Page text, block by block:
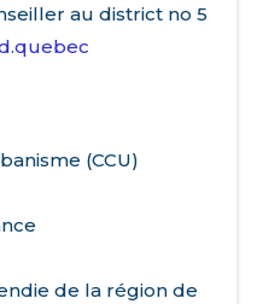
au district no 5
(CCU)
de la région de